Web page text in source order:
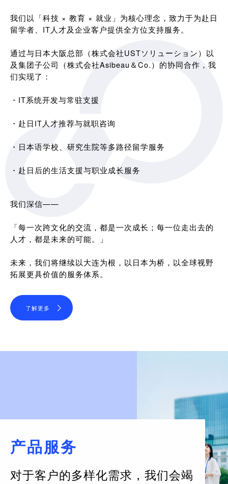
我们以「科技 × 教育 × 就业」为核心理念，致力于为赴日
留学者、IT人才及企业客户提供全方位支持服务。
通过与日本大阪总部（株式会社USTソリューション）以
及集团子公司（株式会社Asibeau＆Co.）的协同合作，我
们实现了：
・IT系统开发与常驻支援
・赴日IT人才推荐与就职咨询
・日本语学校、研究生院等多路径留学服务
・赴日后的生活支援与职业成长服务
我们深信——
「每一次跨文化的交流，都是一次成长；每一位走出去的
人才，都是未来的可能。」
未来，我们将继续以大连为根，以日本为桥，以全球视野
拓展更具价值的服务体系。
了解更多
产品服务
对于客户的多样化需求， 我们会竭